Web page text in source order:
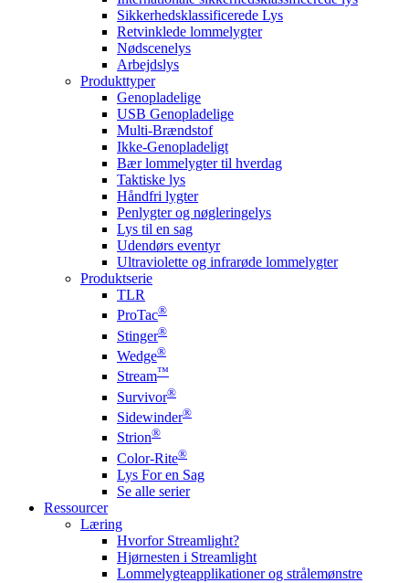
Sikkerhedsklassificerede Lys
Retvinklede lommelygter
Nødscenelys
Arbejdslys
Produkttyper
Genopladelige
USB Genopladelige
Multi-Brændstof
Ikke-Genopladeligt
Bær lommelygter til hverdag
Taktiske lys
Håndfri lygter
Penlygter og nøgleringelys
Lys til en sag
Udendørs eventyr
Ultraviolette og infrarøde lommelygter
Produktserie
TLR
ProTac®
Stinger®
Wedge®
Stream™
Survivor®
Sidewinder®
Strion®
Color-Rite®
Lys For en Sag
Se alle serier
Ressourcer
Læring
Hvorfor Streamlight?
Hjørnesten i Streamlight
Lommelygteapplikationer og strålemønstre